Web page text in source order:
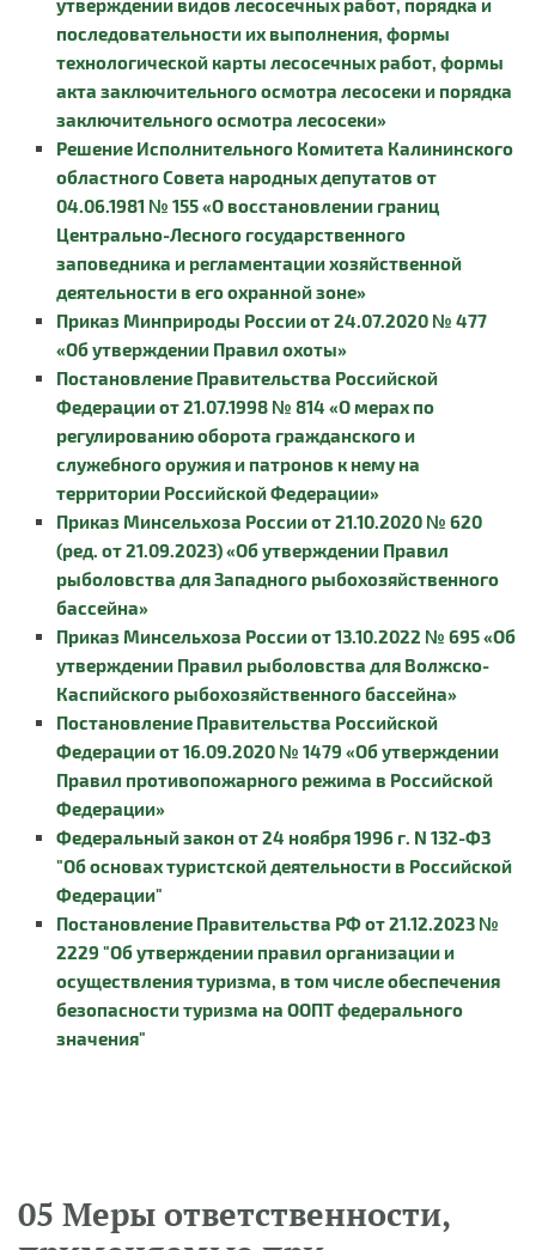
утверждении видов лесосечных работ, порядка и
последовательности их выполнения, формы
технологической карты лесосечных работ, формы
акта заключительного осмотра лесосеки и порядка
заключительного осмотра лесосеки»
Решение Исполнительного Комитета Калининского
областного Совета народных депутатов от
04.06.1981 № 155 «О восстановлении границ
Центрально-Лесного государственного
заповедника и регламентации хозяйственной
деятельности в его охранной зоне»
Приказ Минприроды России от 24.07.2020 № 477
«Об утверждении Правил охоты»
Постановление Правительства Российской
Федерации от 21.07.1998 № 814 «О мерах по
регулированию оборота гражданского и
служебного оружия и патронов к нему на
территории Российской Федерации»
Приказ Минсельхоза России от 21.10.2020 № 620
(ред. от 21.09.2023) «Об утверждении Правил
рыболовства для Западного рыбохозяйственного
бассейна»
Приказ Минсельхоза России от 13.10.2022 № 695 «Об
утверждении Правил рыболовства для Волжско-
Каспийского рыбохозяйственного бассейна»
Постановление Правительства Российской
Федерации от 16.09.2020 № 1479 «Об утверждении
Правил противопожарного режима в Российской
Федерации»
Федеральный закон от 24 ноября 1996 г. N 132-ФЗ
"Об основах туристской деятельности в Российской
Федерации"
Постановление Правительства РФ от 21.12.2023 №
2229 "Об утверждении правил организации и
осуществления туризма, в том числе обеспечения
безопасности туризма на ООПТ федерального
значения"
05 Меры ответственности,